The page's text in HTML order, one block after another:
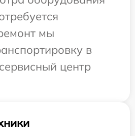
мы
в
центр